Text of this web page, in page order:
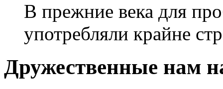
В прежние века для
употребляли крайне
Дружественные нам